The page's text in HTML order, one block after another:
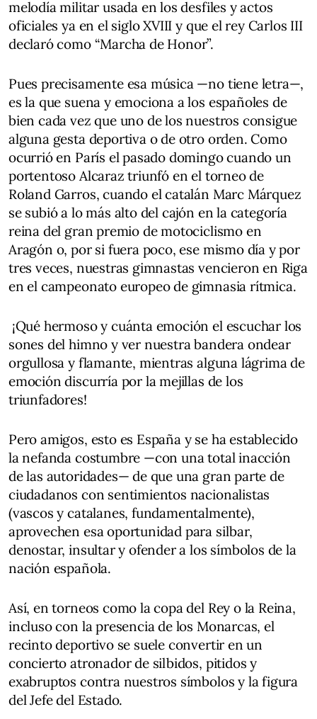
melodía militar usada en los desfiles y actos
oficiales ya en el siglo XVIII y que el rey Carlos III
declaró como “Marcha de Honor”.
Pues precisamente esa música —no tiene letra—,
es la que suena y emociona a los españoles de
bien cada vez que uno de los nuestros consigue
alguna gesta deportiva o de otro orden. Como
ocurrió en París el pasado domingo cuando un
portentoso Alcaraz triunfó en el torneo de
Roland Garros, cuando el catalán Marc Márquez
se subió a lo más alto del cajón en la categoría
reina del gran premio de motociclismo en
Aragón o, por si fuera poco, ese mismo día y por
tres veces, nuestras gimnastas vencieron en Riga
en el campeonato europeo de gimnasia rítmica.
¡Qué hermoso y cuánta emoción el escuchar los
sones del himno y ver nuestra bandera ondear
orgullosa y flamante, mientras alguna lágrima de
emoción discurría por la mejillas de los
triunfadores!
Pero amigos, esto es España y se ha establecido
la nefanda costumbre —con una total inacción
de las autoridades— de que una gran parte de
ciudadanos con sentimientos nacionalistas
(vascos y catalanes, fundamentalmente),
aprovechen esa oportunidad para silbar,
denostar, insultar y ofender a los símbolos de la
nación española.
Así, en torneos como la copa del Rey o la Reina,
incluso con la presencia de los Monarcas, el
recinto deportivo se suele convertir en un
concierto atronador de silbidos, pitidos y
exabruptos contra nuestros símbolos y la figura
del Jefe del Estado.